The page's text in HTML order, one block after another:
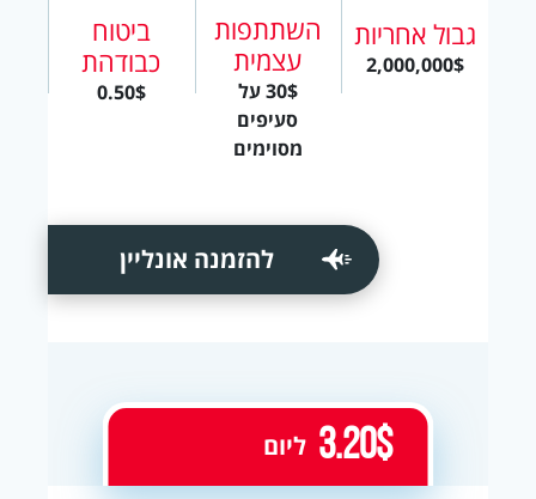
גבול אחריות
2,000,000$
השתתפות
עצמית
30$ על
סעיפים
מסוימים
ביטוח
כבודהת
0.50$
להזמנה אונליין
3.20$ ליום